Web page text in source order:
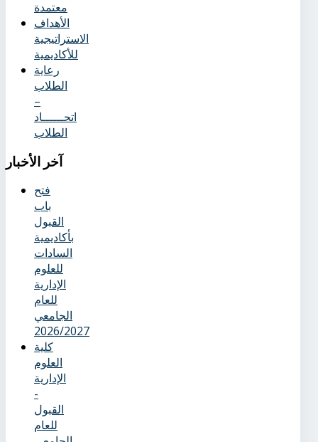
معتمدة
الأهداف
الاستراتيجية
للأكاديمية
رعاية
الطلاب
–
اتحــــــاد
الطلاب
آخر الأخبار
فتح
باب
القبول
بأكاديمية
السادات
للعلوم
الإدارية
للعام
الجامعي
2026/2027
كلية
العلوم
الإدارية
-
القبول
للعام